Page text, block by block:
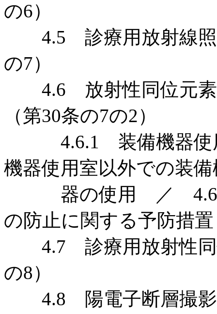
の6）
4.5 診療用放射線照
の7）
4.6 放射性同位元素
（第30条の7の2）
4.6.1 装備機器使
機器使用室以外での装備
器の使用 ／ 4.6.3
の防止に関する予防措置
4.7 診療用放射性同
の8）
4.8 陽電子断層撮影